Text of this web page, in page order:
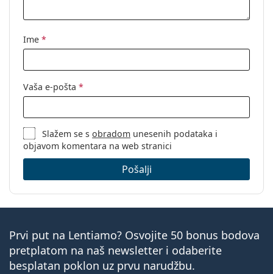
Ime *
Vaša e-pošta *
Slažem se sobradom unesenih podataka i
objavom komentara na web stranici
Pošalji
Prvi put na Lentiamo? Osvojite 50 bonus bodova
pretplatom na naš newsletter i odaberite
besplatan poklon uz prvu narudžbu.